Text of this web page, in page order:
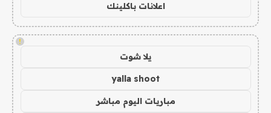
اعلانات باكلينك
!
يلا شوت
yalla shoot
مباريات اليوم مباشر